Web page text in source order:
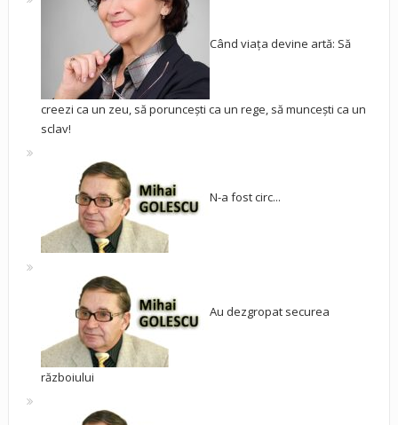
Când viața devine artă: Să
creezi ca un zeu, să poruncești ca un rege, să muncești ca un
sclav!
N-a fost circ...
Au dezgropat securea
războiului